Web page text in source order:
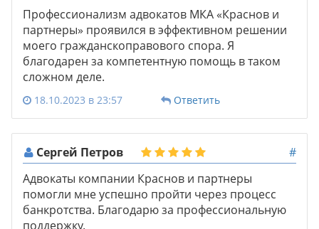
Профессионализм адвокатов МКА «Краснов и
партнеры» проявился в эффективном решении
моего гражданскоправового спора. Я
благодарен за компетентную помощь в таком
сложном деле.
18.10.2023 в 23:57 Ответить
Сергей Петров
#
Адвокаты компании Краснов и партнеры
помогли мне успешно пройти через процесс
банкротства. Благодарю за профессиональную
поддержку.